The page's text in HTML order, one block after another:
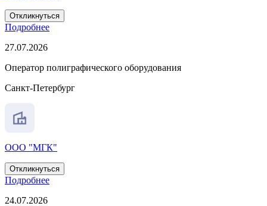
Откликнуться
Подробнее
27.07.2026
Оператор полиграфического оборудования
Санкт-Петербург
ООО "МГК"
Откликнуться
Подробнее
24.07.2026